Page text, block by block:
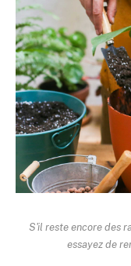
S'il reste encore des
essayez de